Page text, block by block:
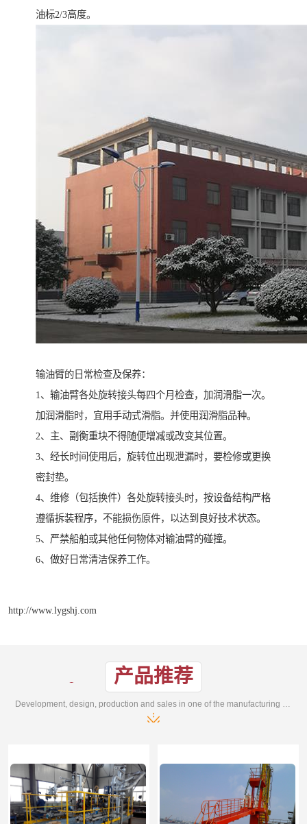
油标2/3高度。
输油臂的日常检查及保养：
1、输油臂各处旋转接头每四个月检查，加润滑脂一次。
加润滑脂时，宜用手动式滑脂。并使用润滑脂品种。
2、主、副衡重块不得随便增减或改变其位置。
3、经长时间使用后，旋转位出现泄漏时，要检修或更换
密封垫。
4、维修（包括换件）各处旋转接头时，按设备结构严格
遵循拆装程序，不能损伤原件，以达到良好技术状态。
5、严禁船舶或其他任何物体对输油臂的碰撞。
6、做好日常清洁保养工作。
http://www.lygshj.com
产品推荐
Development, design, production and sales in one of the manufacturing enterprises